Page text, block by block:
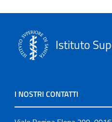
Istituto
I NOSTRI CONTATTI